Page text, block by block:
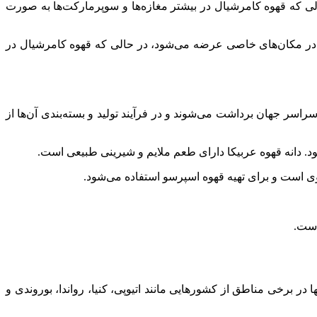
که قهوه کامرشیال در بیشتر مغازه‌ها و سوپرمارکت‌ها به صورت
و در مکان‌های خاصی عرضه می‌شود، در حالی که قهوه کامرشیال در
جهان برداشت می‌شوند و در فرآیند تولید و بسته‌بندی آن‌ها از
دانه قهوه عربیکا دارای طعم ملایم و شیرینی طبیعی است.
است و برای تهیه قهوه اسپرسو استفاده می‌شود.
است.
اسپشیالیتی بوده و تنها در برخی مناطق از کشورهایی مانند اتیوپی، کنیا، رواندا، بوروندی و